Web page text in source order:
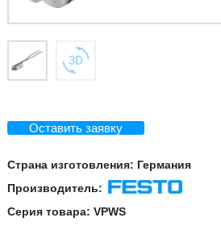
Оставить заявку
Страна изготовления: Германия
Производитель:
Festo
Серия товара: VPWS